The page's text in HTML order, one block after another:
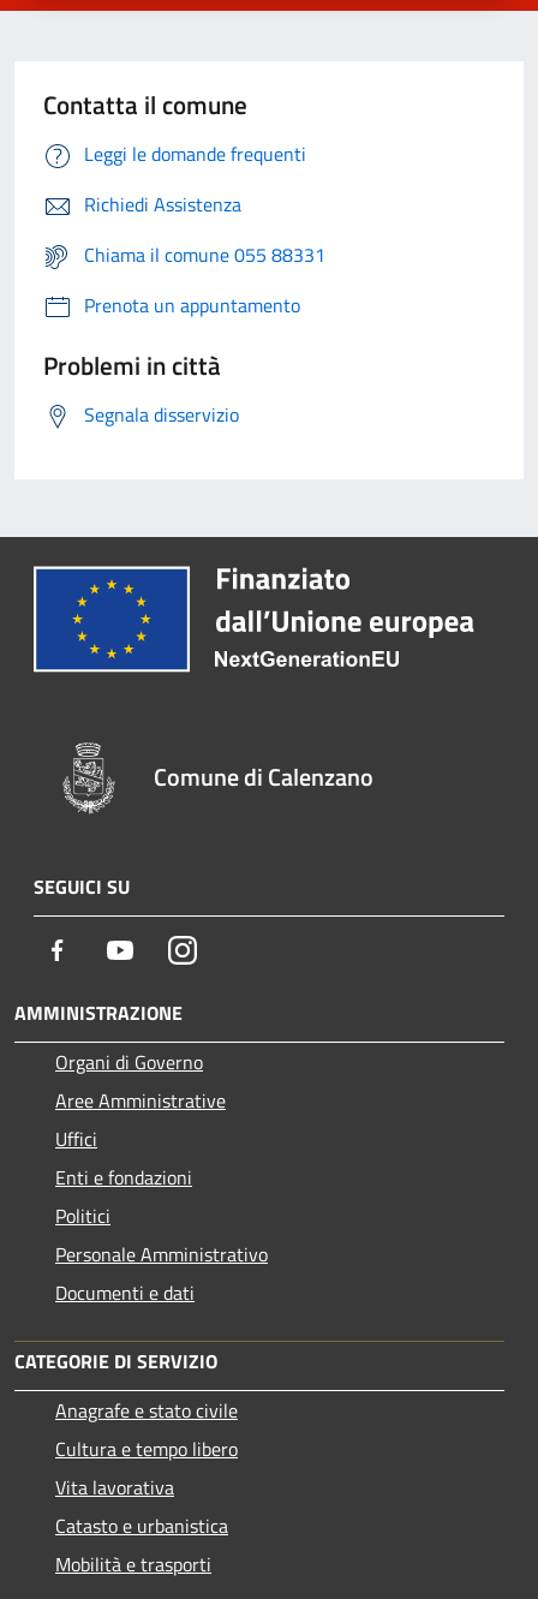
Contatta il comune
Leggi le domande frequenti
Richiedi Assistenza
Chiama il comune 055 88331
Prenota un appuntamento
Problemi in città
Segnala disservizio
Comune di Calenzano
SEGUICI SU
Facebook YoutubeInstagram
AMMINISTRAZIONE
Organi di Governo
Aree Amministrative
Uffici
Enti e fondazioni
Politici
Personale Amministrativo
Documenti e dati
CATEGORIE DI SERVIZIO
Anagrafe e stato civile
Cultura e tempo libero
Vita lavorativa
Catasto e urbanistica
Mobilità e trasporti